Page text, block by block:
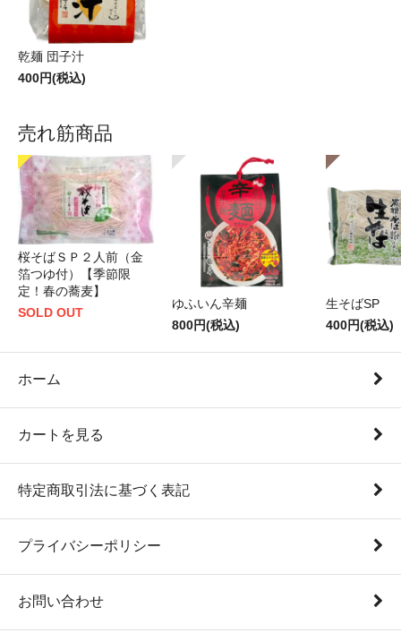
乾麺 団子汁
400円(税込)
売れ筋商品
桜そばＳＰ２人前（金
箔つゆ付）【季節限
定！春の蕎麦】
SOLD OUT
ゆふいん辛麺
800円(税込)
生そばSP
400円(税込)
ホーム
カートを見る
特定商取引法に基づく表記
プライバシーポリシー
お問い合わせ